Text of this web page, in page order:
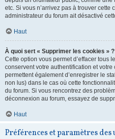
etc. Si vous n’arrivez pas à trouver cette
administrateur du forum ait désactivé
Haut
À quoi sert « Supprimer les cookies » ?
Cette option vous permet d’effacer tous
conservent votre authentification et
permettent également d’enregistrer le
non lus) dans le cas où cette
du forum. Si vous rencontrez des
déconnexion au forum, essayez de
Haut
Préférences et paramètres